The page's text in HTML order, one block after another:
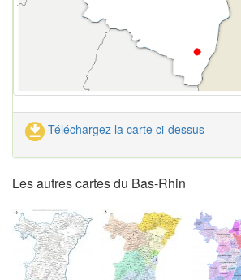
Téléchargez la carte ci-dessus
Les autres cartes du Bas-Rhin